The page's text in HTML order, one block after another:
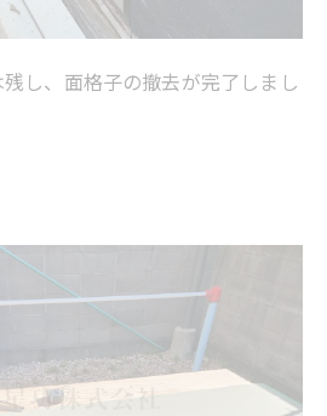
し、面格子の撤去が完了しまし